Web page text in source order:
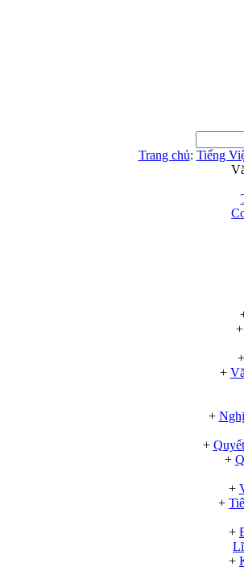
Trang chủ: Tiếng
+
+
+
+
+
+
+
+
+
+